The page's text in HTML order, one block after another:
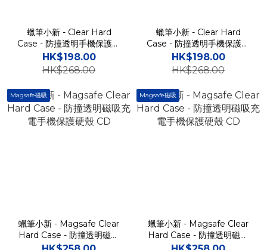
蠟筆小新 - Clear Hard
Case - 防撞透明手機保護硬
殼 Samsung Flip 6 / 5 CD
HK$198.00
HK$268.00
蠟筆小新 - Clear Hard
Case - 防撞透明手機保護硬
殼 Samsung Flip 6 / 5 CD
HK$198.00
HK$268.00
Magsafe磁吸
蠟筆小新 - Magsafe Clear
Hard Case - 防撞透明磁吸
充電手機保護硬殼 CD
Magsafe磁吸
蠟筆小新 - Magsafe Clear
Hard Case - 防撞透明磁吸
充電手機保護硬殼 CD